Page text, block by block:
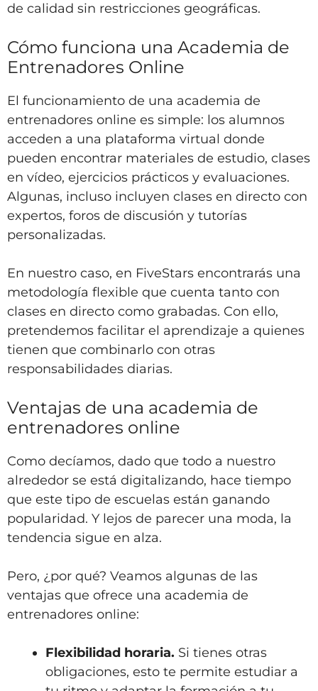
de calidad sin restricciones geográficas.
Cómo funciona una Academia de
Entrenadores Online
El funcionamiento de una academia de
entrenadores online es simple: los alumnos
acceden a una plataforma virtual donde
pueden encontrar materiales de estudio, clases
en vídeo, ejercicios prácticos y evaluaciones.
Algunas, incluso incluyen clases en directo con
expertos, foros de discusión y tutorías
personalizadas.
En nuestro caso, en FiveStars encontrarás una
metodología flexible que cuenta tanto con
clases en directo como grabadas. Con ello,
pretendemos facilitar el aprendizaje a quienes
tienen que combinarlo con otras
responsabilidades diarias.
Ventajas de una academia de
entrenadores online
Como decíamos, dado que todo a nuestro
alrededor se está digitalizando, hace tiempo
que este tipo de escuelas están ganando
popularidad. Y lejos de parecer una moda, la
tendencia sigue en alza.
Pero, ¿por qué? Veamos algunas de las
ventajas que ofrece una academia de
entrenadores online:
Flexibilidad horaria. Si tienes otras
obligaciones, esto te permite estudiar a